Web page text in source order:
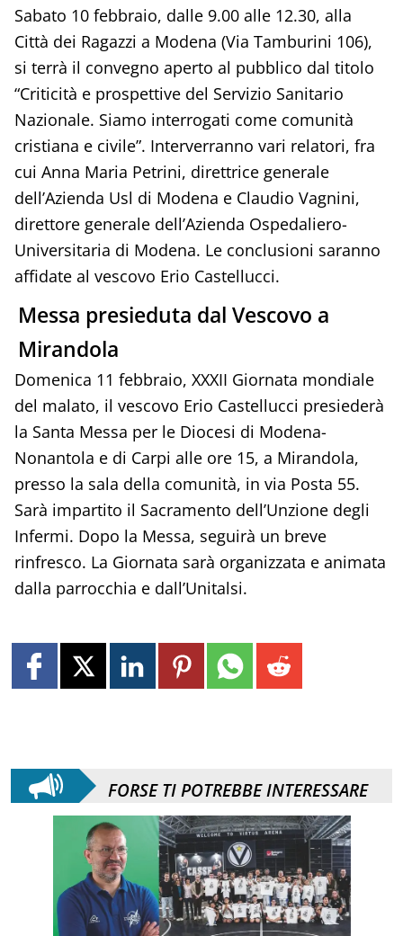
Sabato 10 febbraio, dalle 9.00 alle 12.30, alla
Città dei Ragazzi a Modena (Via Tamburini 106),
si terrà il convegno aperto al pubblico dal titolo
“Criticità e prospettive del Servizio Sanitario
Nazionale. Siamo interrogati come comunità
cristiana e civile”. Interverranno vari relatori, fra
cui Anna Maria Petrini, direttrice generale
dell’Azienda Usl di Modena e Claudio Vagnini,
direttore generale dell’Azienda Ospedaliero-
Universitaria di Modena. Le conclusioni saranno
affidate al vescovo Erio Castellucci.
Messa presieduta dal Vescovo a
Mirandola
Domenica 11 febbraio, XXXII Giornata mondiale
del malato, il vescovo Erio Castellucci presiederà
la Santa Messa per le Diocesi di Modena-
Nonantola e di Carpi alle ore 15, a Mirandola,
presso la sala della comunità, in via Posta 55.
Sarà impartito il Sacramento dell’Unzione degli
Infermi. Dopo la Messa, seguirà un breve
rinfresco. La Giornata sarà organizzata e animata
dalla parrocchia e dall’Unitalsi.
FORSE TI POTREBBE INTERESSARE